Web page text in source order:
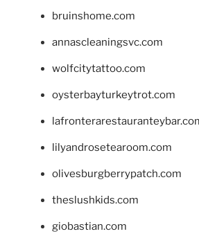
bruinshome.com
annascleaningsvc.com
wolfcitytattoo.com
oysterbayturkeytrot.com
lilyandrosetearoom.com
olivesburgberrypatch.com
theslushkids.com
giobastian.com